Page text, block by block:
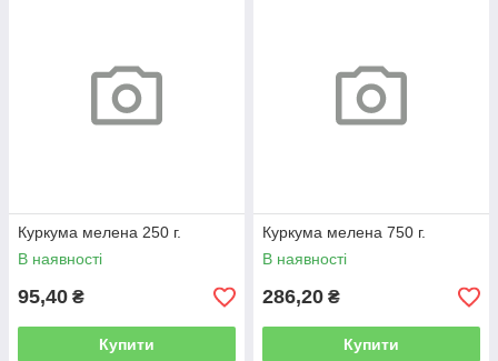
Куркума мелена 250 г.
В наявності
95,40 ₴
Купити
Куркума мелена 750 г.
В наявності
286,20 ₴
Купити